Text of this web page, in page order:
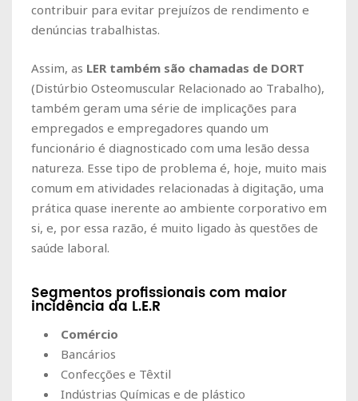
contribuir para evitar prejuízos de rendimento e
denúncias trabalhistas.
Assim, as LER também são chamadas de DORT
(Distúrbio Osteomuscular Relacionado ao Trabalho),
também geram uma série de implicações para
empregados e empregadores quando um
funcionário é diagnosticado com uma lesão dessa
natureza. Esse tipo de problema é, hoje, muito mais
comum em atividades relacionadas à digitação, uma
prática quase inerente ao ambiente corporativo em
si, e, por essa razão, é muito ligado às questões de
saúde laboral.
Segmentos profissionais com maior
incidência da L.E.R
Comércio
Bancários
Confecções e Têxtil
Indústrias Químicas e de plástico